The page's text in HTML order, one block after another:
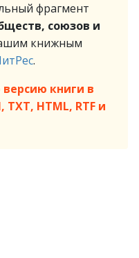
фрагмент
союзов и
книжным
.
книги в
TXT, HTML, RTF и